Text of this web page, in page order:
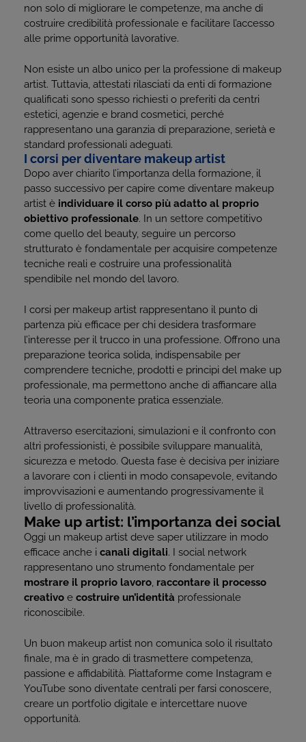
non solo di migliorare le competenze, ma anche di
costruire credibilità professionale e facilitare l’accesso
alle prime opportunità lavorative.
Non esiste un albo unico per la professione di makeup
artist. Tuttavia, attestati rilasciati da enti di formazione
qualificati sono spesso richiesti o preferiti da centri
estetici, agenzie e brand cosmetici, perché
rappresentano una garanzia di preparazione, serietà e
standard professionali adeguati.
I corsi per diventare makeup artist
Dopo aver chiarito l’importanza della formazione, il
passo successivo per capire come diventare makeup
artist è individuare il corso più adatto al proprio
obiettivo professionale. In un settore competitivo
come quello del beauty, seguire un percorso
strutturato è fondamentale per acquisire competenze
tecniche reali e costruire una professionalità
spendibile nel mondo del lavoro.
I corsi per makeup artist rappresentano il punto di
partenza più efficace per chi desidera trasformare
l’interesse per il trucco in una professione. Offrono una
preparazione teorica solida, indispensabile per
comprendere tecniche, prodotti e principi del make up
professionale, ma permettono anche di affiancare alla
teoria una componente pratica essenziale.
Attraverso esercitazioni, simulazioni e il confronto con
altri professionisti, è possibile sviluppare manualità,
sicurezza e metodo. Questa fase è decisiva per iniziare
a lavorare con i clienti in modo consapevole, evitando
improvvisazioni e aumentando progressivamente il
livello di professionalità.
Make up artist: l’importanza dei social
Oggi un makeup artist deve saper utilizzare in modo
efficace anche i canali digitali. I social network
rappresentano uno strumento fondamentale per
mostrare il proprio lavoro, raccontare il processo
creativo e costruire un’identità professionale
riconoscibile.
Un buon makeup artist non comunica solo il risultato
finale, ma è in grado di trasmettere competenza,
passione e affidabilità. Piattaforme come Instagram e
YouTube sono diventate centrali per farsi conoscere,
creare un portfolio digitale e intercettare nuove
opportunità.